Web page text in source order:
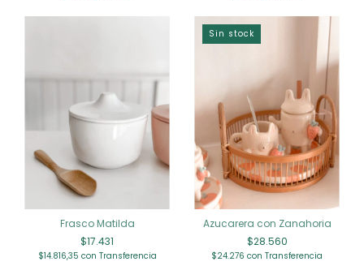
Frasco Matilda
$17.431
$14.816,35 con Transferencia
Sin stock
Azucarera con Zanahoria
$28.560
$24.276 con Transferencia